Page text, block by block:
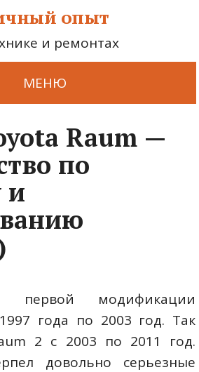
опыт
и ремонтах
МЕНЮ
Raum —
по
и
первой модификации
года по 2003 год. Так
2 с 2003 по 2011 год.
довольно серьезные